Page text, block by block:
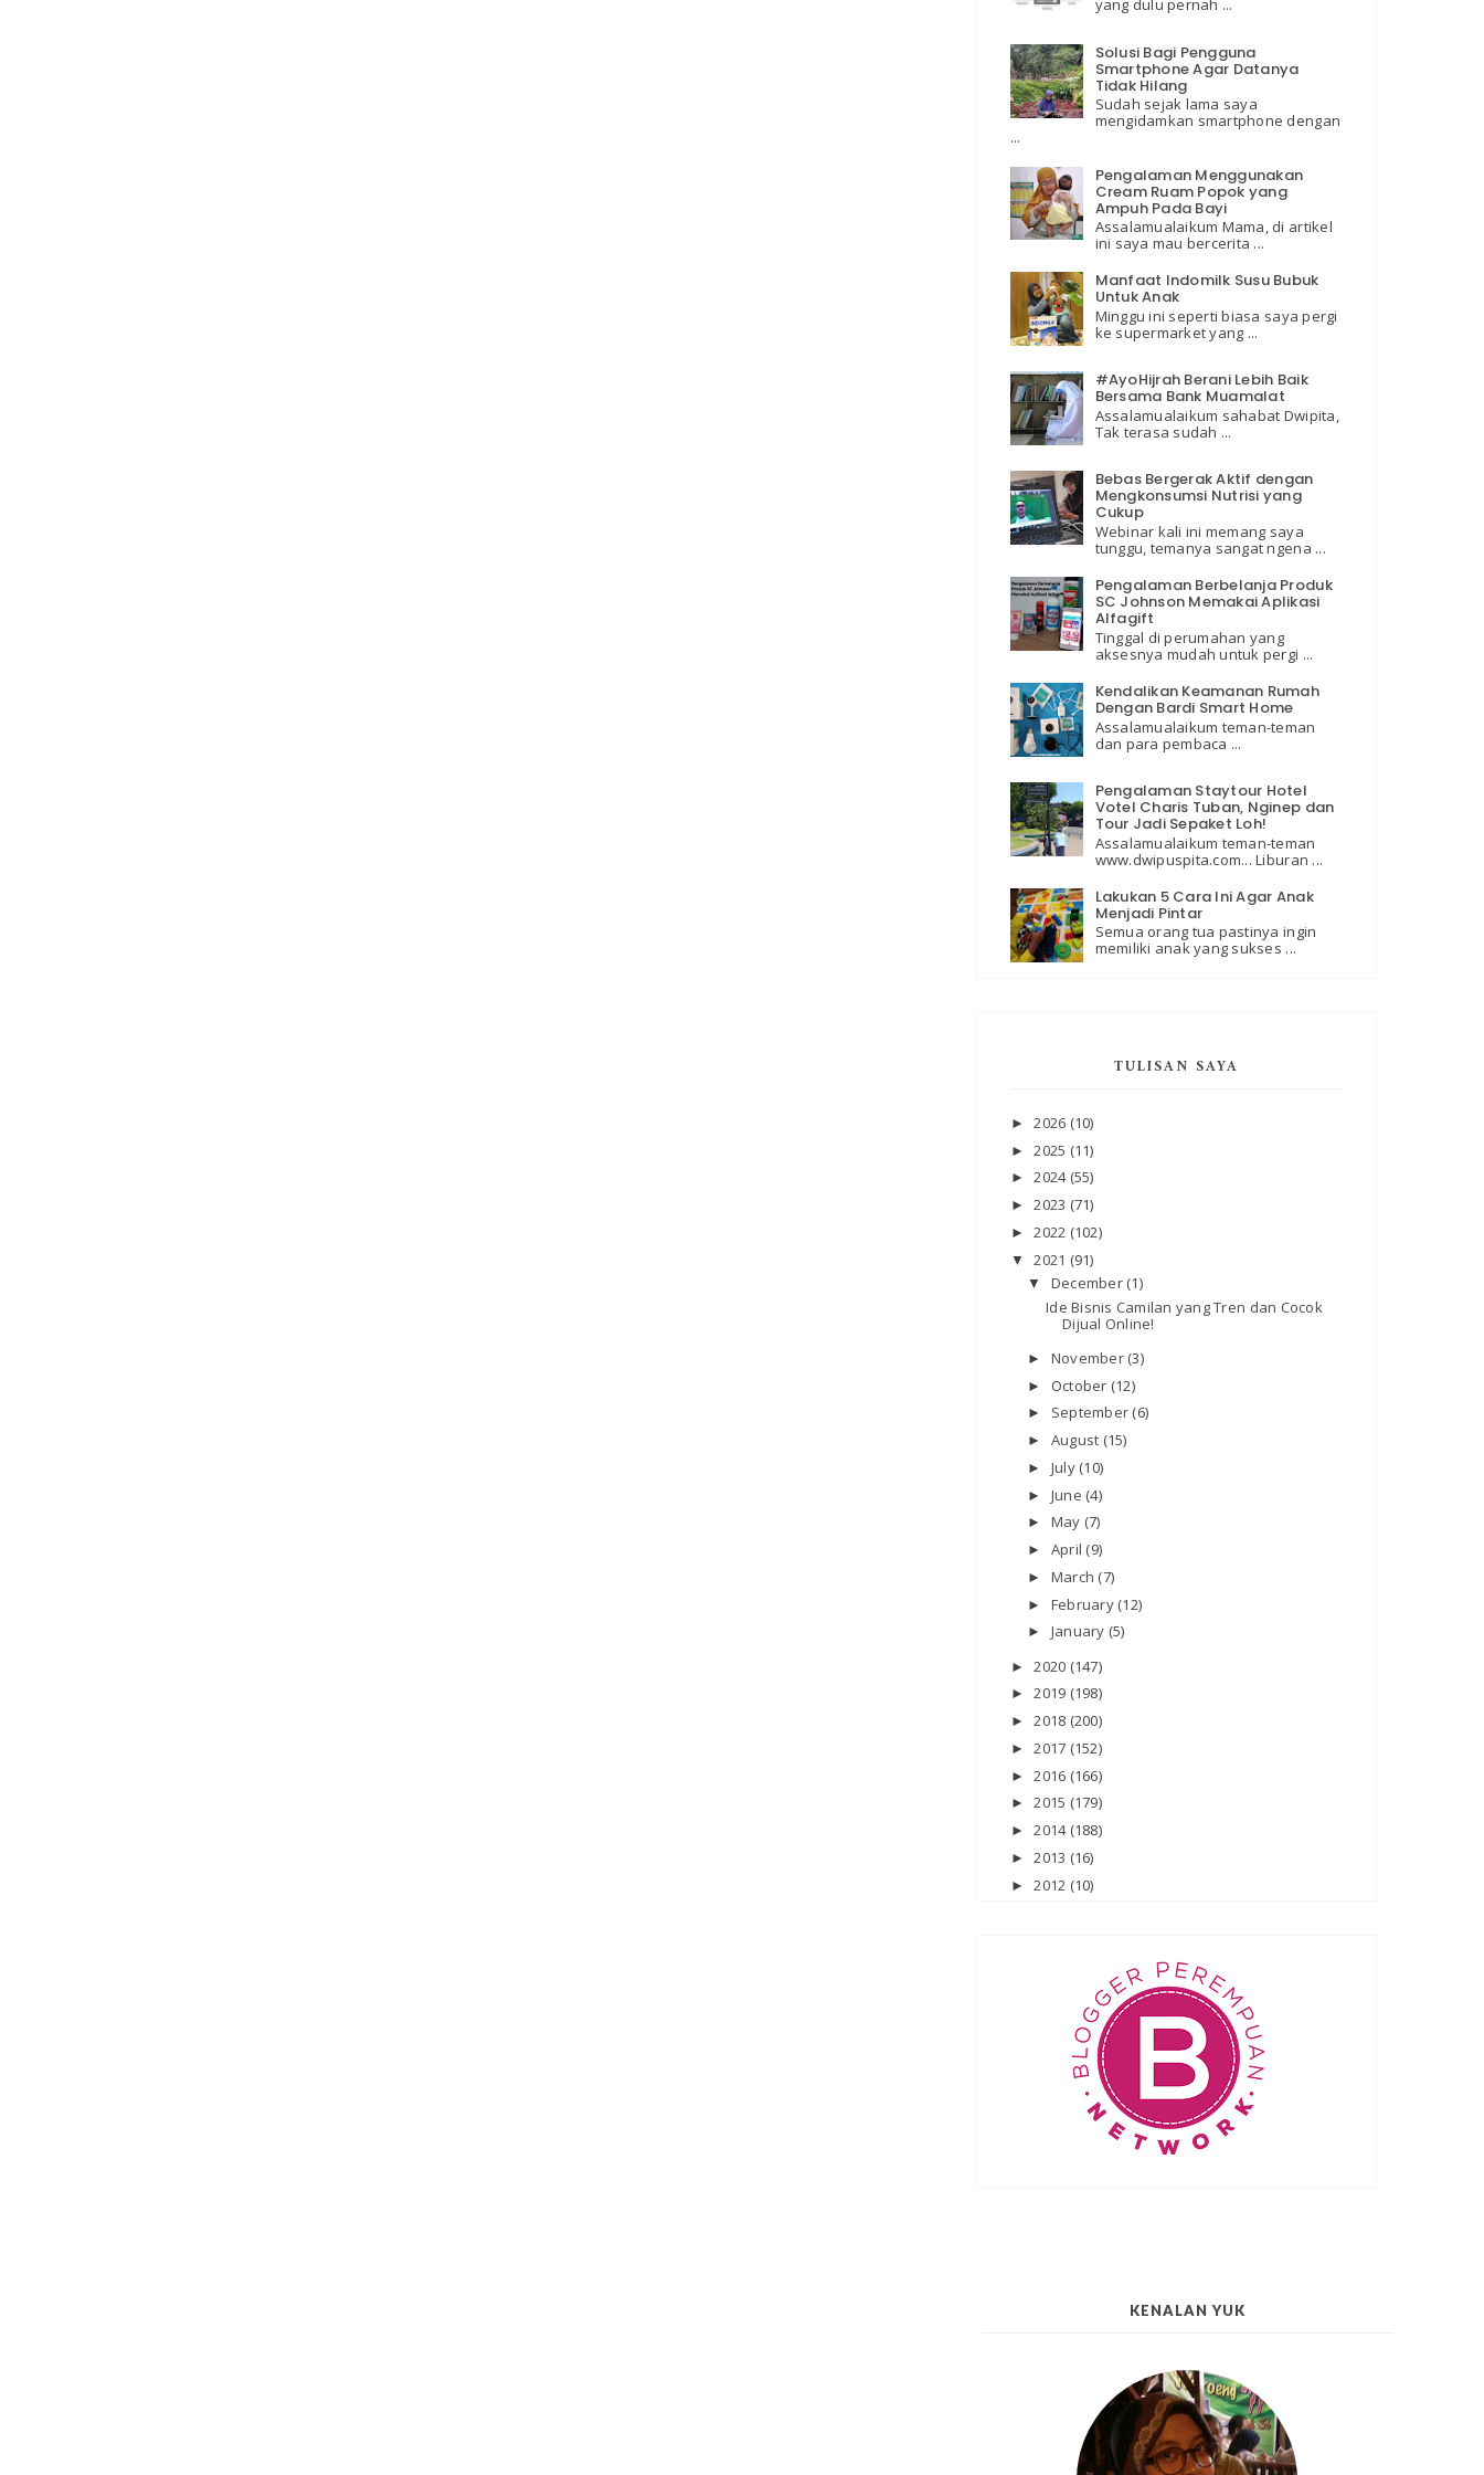
yang dulu pernah ...
Solusi Bagi Pengguna
Smartphone Agar Datanya
Tidak Hilang
Sudah sejak lama saya
mengidamkan smartphone dengan
...
Pengalaman Menggunakan
Cream Ruam Popok yang
Ampuh Pada Bayi
Assalamualaikum Mama, di artikel
ini saya mau bercerita ...
Manfaat Indomilk Susu Bubuk
Untuk Anak
Minggu ini seperti biasa saya pergi
ke supermarket yang ...
#AyoHijrah Berani Lebih Baik
Bersama Bank Muamalat
Assalamualaikum sahabat Dwipita,
Tak terasa sudah ...
Bebas Bergerak Aktif dengan
Mengkonsumsi Nutrisi yang
Cukup
Webinar kali ini memang saya
tunggu, temanya sangat ngena ...
Pengalaman Berbelanja Produk
SC Johnson Memakai Aplikasi
Alfagift
Tinggal di perumahan yang
aksesnya mudah untuk pergi ...
Kendalikan Keamanan Rumah
Dengan Bardi Smart Home
Assalamualaikum teman-teman
dan para pembaca ...
Pengalaman Staytour Hotel
Votel Charis Tuban, Nginep dan
Tour Jadi Sepaket Loh!
Assalamualaikum teman-teman
www.dwipuspita.com... Liburan ...
Lakukan 5 Cara Ini Agar Anak
Menjadi Pintar
Semua orang tua pastinya ingin
memiliki anak yang sukses ...
TULISAN SAYA
►2026 (10)
►2025 (11)
►2024 (55)
►2023 (71)
►2022 (102)
▼2021 (91)
▼ December (1)
Ide Bisnis Camilan yang Tren dan Cocok
Dijual Online!
► November (3)
► October (12)
► September (6)
► August (15)
► July (10)
► June (4)
► May (7)
► April (9)
► March (7)
► February (12)
► January (5)
►2020 (147)
►2019 (198)
►2018 (200)
►2017 (152)
►2016 (166)
►2015 (179)
►2014 (188)
►2013 (16)
►2012 (10)
KENALAN YUK